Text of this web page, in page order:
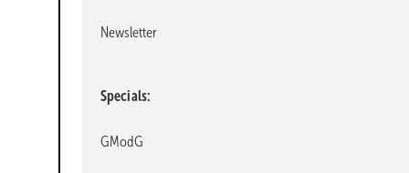
Newsletter
Specials
GModG